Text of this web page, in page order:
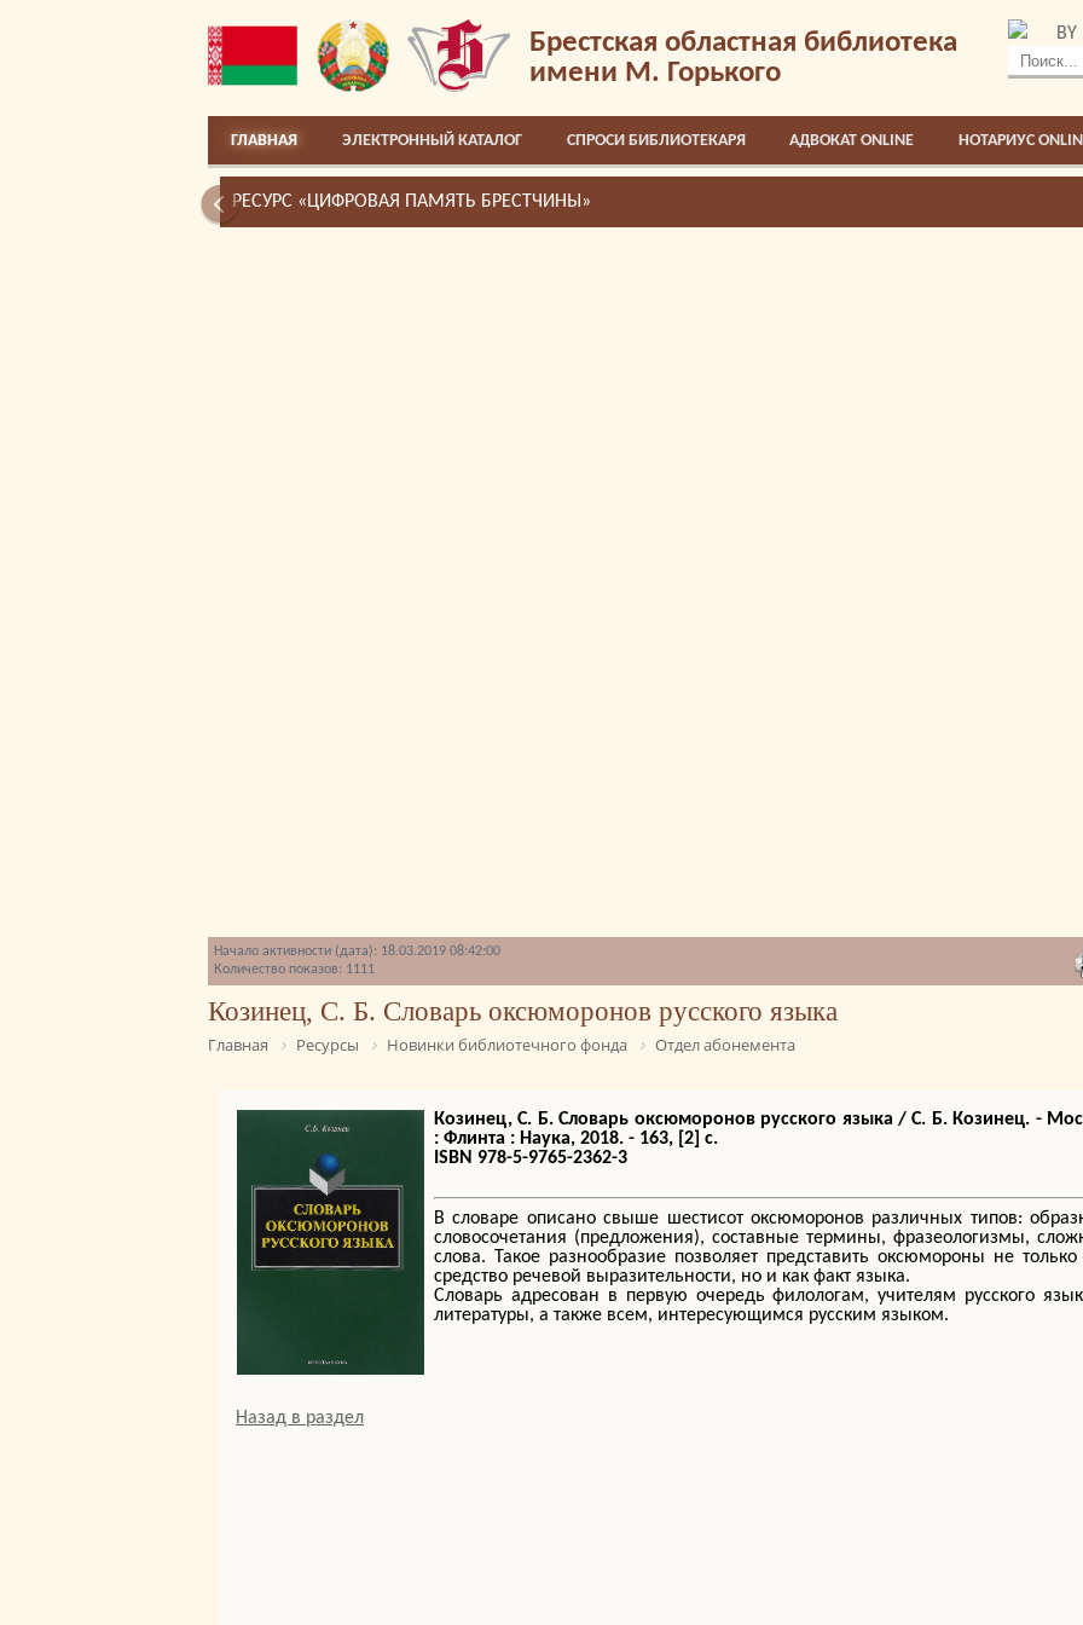
Брестская областная библиотека
имени М. Горького
BY
ГЛАВНАЯ ЭЛЕКТРОННЫЙ КАТАЛОГ СПРОСИ БИБЛИОТЕКАРЯ АДВОКАТ ONLINE НОТАРИУС
РЕСУРС «ЦИФРОВАЯ ПАМЯТЬ БРЕСТЧИНЫ»
Начало активности (дата): 18.03.2019 08:42:00
Количество показов: 1111
Козинец, С. Б. Словарь оксюморонов русского языка
Главная Ресурсы Новинки библиотечного фонда Отдел абонемента
Козинец, С. Б. Словарь оксюморонов русского языка / С. Б. Козинец. -
: Флинта : Наука, 2018. - 163, [2] с.
ISBN 978-5-9765-2362-3
В словаре описано свыше шестисот оксюморонов различных типов:
словосочетания (предложения), составные термины, фразеологизмы,
слова. Такое разнообразие позволяет представить оксюмороны не только
средство речевой выразительности, но и как факт языка.
Словарь адресован в первую очередь филологам, учителям русского
литературы, а также всем, интересующимся русским языком.
Назад в раздел